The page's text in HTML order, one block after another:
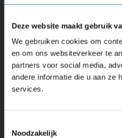
Deze website maakt gebruik
We gebruiken cookies om
en om ons websiteverkeer te
partners voor social media,
andere informatie die u aan ze
services.
Noodzakelijk
Klantenservice
Mijn account
Binnen Brouwersstraat 36